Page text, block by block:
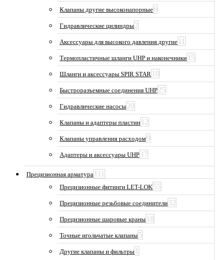
Клапаны другие высоконапорные6
Гидравлические цилиндры2
Аксессуары для высокого давления другие 11
Термопластичные шланги UHP и наконечники 15
Шланги и аксессуары SPIR STAR 10
Быстроразъемные соединения UHP25
Гидравлические насосы20
Клапаны и адаптеры пластин 12
Клапаны управления расходом9
Адаптеры и аксессуары UHP37
Прецизионная арматура 111
Прецизионные фитинги LET-LOK55
Прецизионные резьбовые соединители32
Прецизионные шаровые краны 18
Точные игольчатые клапаны5
Другие клапаны и фильтры 1